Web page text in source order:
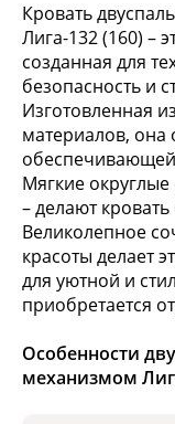
Кровать
Лига-132 (160) –
созданная для
безопасность и
Изготовленная
материалов, она
Мягкие округлые
– делают
Великолепное
красоты делает
для уютной и
приобретается
Особенности
механизмом